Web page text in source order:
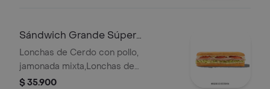
Sándwich Grande Súper
Especial
Lonchas de Cerdo con pollo,
jamonada mixta,Lonchas de
cerdo,cordero y res,
$ 35.900